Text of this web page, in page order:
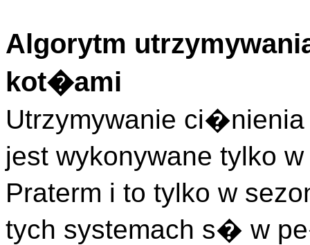
Algorytm
kot�ami
Utrzymywanie
jest wykonywane tylko
Praterm i to tylko w
tych systemach s� w